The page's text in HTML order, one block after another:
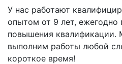
У нас работают
опытом от 9 лет,
повышения квалификации.
выполним работы любой
короткое время!